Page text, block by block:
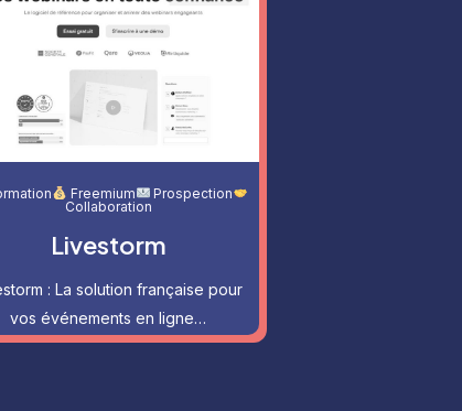
Freemium
Prospection
Collaboration
Livestorm
: La solution française pour
vos événements en ligne…